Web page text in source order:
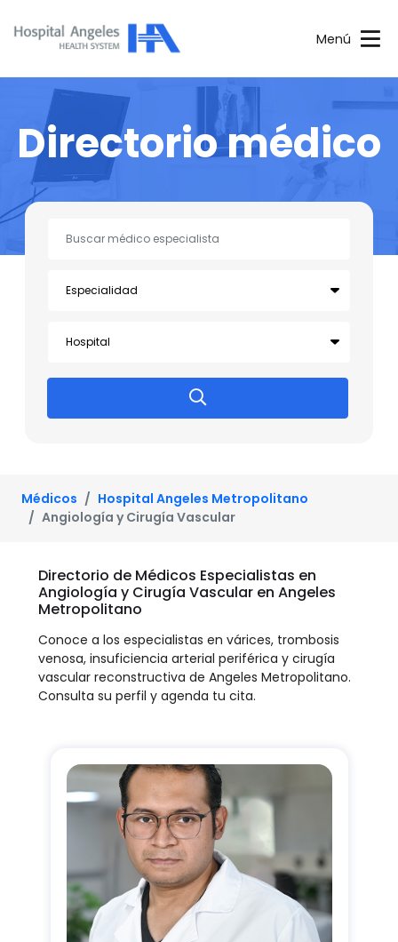
Menú
Directorio médico
Médicos
Hospital Angeles Metropolitano
Angiología y Cirugía Vascular
Directorio de Médicos Especialistas en
Angiología y Cirugía Vascular en Angeles
Metropolitano
Conoce a los especialistas en várices, trombosis
venosa, insuficiencia arterial periférica y cirugía
vascular reconstructiva de Angeles Metropolitano.
Consulta su perfil y agenda tu cita.